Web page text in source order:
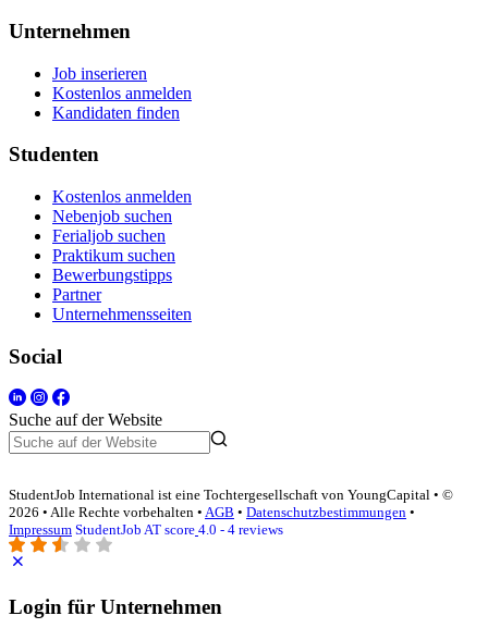
Unternehmen
Job inserieren
Kostenlos anmelden
Kandidaten finden
Studenten
Kostenlos anmelden
Nebenjob suchen
Ferialjob suchen
Praktikum suchen
Bewerbungstipps
Partner
Unternehmensseiten
Social
Suche auf der Website
StudentJob International ist eine Tochtergesellschaft von YoungCapital • ©
2026 • Alle Rechte vorbehalten • AGB • Datenschutzbestimmungen •
Impressum StudentJob AT score 4.0 - 4 reviews
Login für Unternehmen